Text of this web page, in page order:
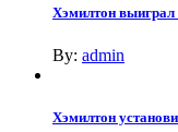
Хэмилтон выиграл
By: admin
Хэмилтон